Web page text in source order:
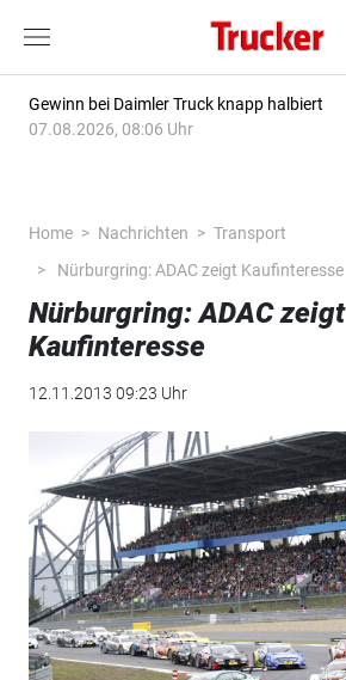
Gewinn bei Daimler Truck knapp halbiert
07.08.2026, 08:06 Uhr
Home Nachrichten
Transport
Nürburgring: ADAC zeigt Kaufinteresse
Nürburgring: ADAC zeigt
Kaufinteresse
12.11.2013 09:23 Uhr